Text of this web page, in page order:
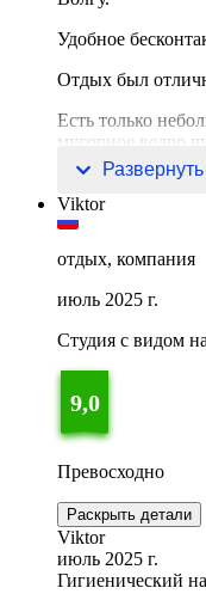
Удобное
Отдых был
Есть только
мусорное ведро
или небо
Viktor
отдых, компания
июль 2025 г.
Студия с видом
9,0
Превосходно
Раскрыть детали
Viktor
июль 2025 г.
Гигиенический